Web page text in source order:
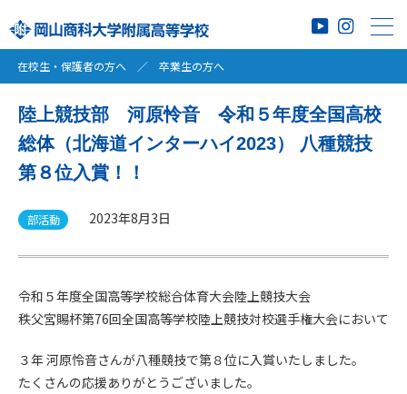
在校生・保護者の方へ ／卒業生の方へ
陸上競技部 河原怜音 令和５年度全国高校
総体（北海道インターハイ2023） 八種競技
第８位入賞！！
部活動 2023年8月3日
令和５年度全国高等学校総合体育大会陸上競技大会
秩父宮賜杯第76回全国高等学校陸上競技対校選手権大会において
３年 河原怜音さんが八種競技で第８位に入賞いたしました。
たくさんの応援ありがとうございました。